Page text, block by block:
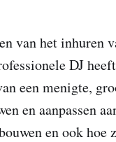
van het inhuren
DJ
een menigte,
en aanpassen
en ook